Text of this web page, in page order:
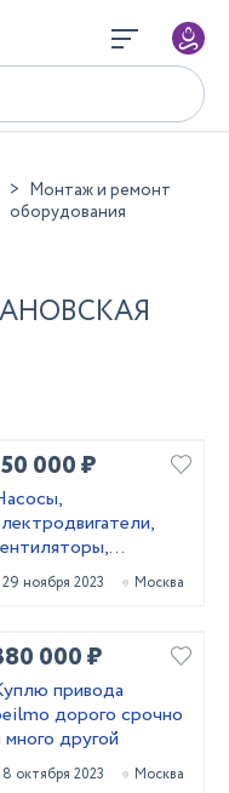
Монтаж и ремонт
оборудования
000 ₽
редукторы
29 ноября 2023 Москва
000 ₽
привода
дорого срочно
много другой
8 октября 2023 Москва